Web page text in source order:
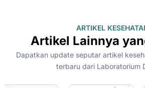
ARTIKEL
Artikel Lainnya
Dapatkan update seputar artikel
terbaru dari Laboratorium